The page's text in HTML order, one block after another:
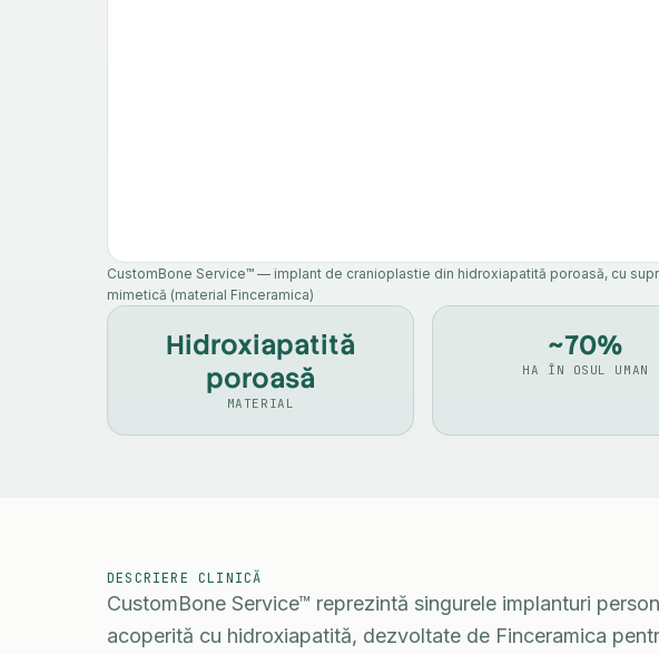
CustomBone Service™ — implant de cranioplastie din hidroxiapatită poroasă, cu
mimetică (material Finceramica)
Hidroxiapatită
poroasă
MATERIAL
~70%
HA ÎN OSUL UMAN
DESCRIERE CLINICĂ
CustomBone Service™ reprezintă singurele implanturi
acoperită cu hidroxiapatită, dezvoltate de Finceramica